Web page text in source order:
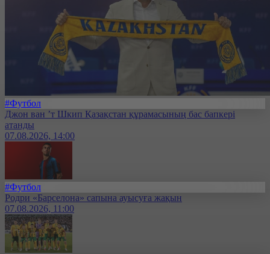
#Футбол
Джон ван ’т Шкип Қазақстан құрамасының бас бапкері
атанды
07.08.2026, 14:00
#Футбол
Родри «Барселона» сапына ауысуға жақын
07.08.2026, 11:00